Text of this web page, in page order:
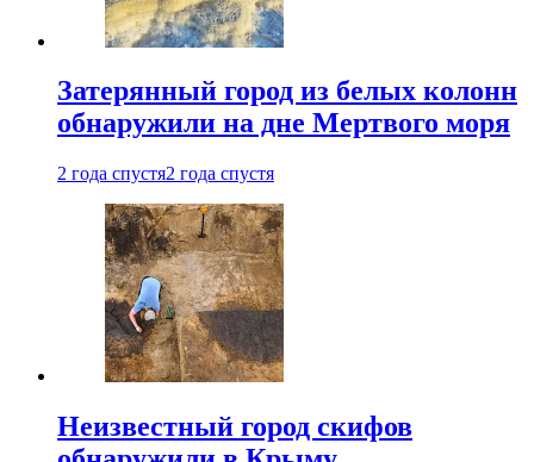
Затерянный город из белых колонн
обнаружили на дне Мертвого моря
2 года спустя2 года спустя
Неизвестный город скифов